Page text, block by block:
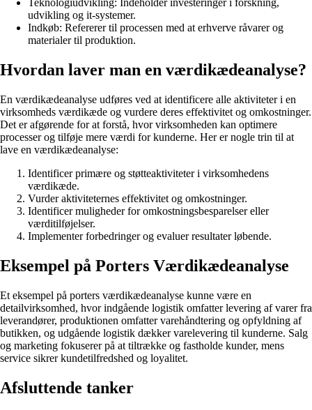
Teknologiudvikling: Indeholder investeringer i forskning,
udvikling og it-systemer.
Indkøb: Refererer til processen med at erhverve råvarer og
materialer til produktion.
Hvordan laver man en værdikædeanalyse?
En værdikædeanalyse udføres ved at identificere alle aktiviteter i en
virksomheds værdikæde og vurdere deres effektivitet og omkostninger.
Det er afgørende for at forstå, hvor virksomheden kan optimere
processer og tilføje mere værdi for kunderne. Her er nogle trin til at
lave en værdikædeanalyse:
Identificer primære og støtteaktiviteter i virksomhedens
værdikæde.
Vurder aktiviteternes effektivitet og omkostninger.
Identificer muligheder for omkostningsbesparelser eller
værditilføjelser.
Implementer forbedringer og evaluer resultater løbende.
Eksempel på Porters Værdikædeanalyse
Et eksempel på porters værdikædeanalyse kunne være en
detailvirksomhed, hvor indgående logistik omfatter levering af varer fra
leverandører, produktionen omfatter varehåndtering og opfyldning af
butikken, og udgående logistik dækker varelevering til kunderne. Salg
og marketing fokuserer på at tiltrække og fastholde kunder, mens
service sikrer kundetilfredshed og loyalitet.
Afsluttende tanker